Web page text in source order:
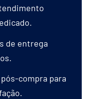
de entrega
compra para